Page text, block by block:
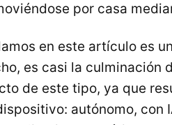
por casa
en este artículo es
es casi la culminación
de este tipo, ya que
autónomo, con